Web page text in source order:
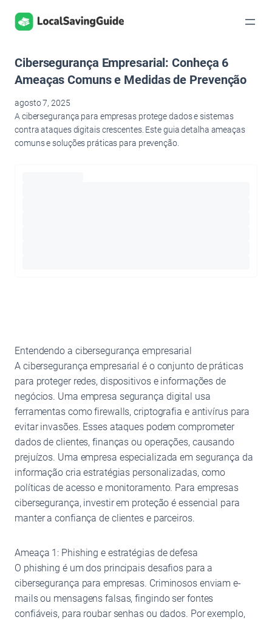
Pular
para
Cibersegurança Empresarial: Conheça 6
Ameaças Comuns e Medidas de Prevenção
agosto 7, 2025
A cibersegurança para empresas protege dados e sistemas
contra ataques digitais crescentes. Este guia detalha ameaças
comuns e soluções práticas para prevenção.
Entendendo a cibersegurança empresarial
A cibersegurança empresarial é o conjunto de práticas
para proteger redes, dispositivos e informações de
negócios. Uma empresa segurança digital usa
ferramentas como firewalls, criptografia e antivírus para
evitar invasões. Esses ataques podem comprometer
dados de clientes, finanças ou operações, causando
prejuízos. Uma empresa especializada em segurança da
informação cria estratégias personalizadas, como
políticas de acesso e monitoramento. Para empresas
cibersegurança, investir em proteção é essencial para
manter a confiança de clientes e parceiros.
Ameaça 1: Phishing e estratégias de defesa
O phishing é um dos principais desafios para a
cibersegurança para empresas. Criminosos enviam e-
mails ou mensagens falsas, fingindo ser fontes
confiáveis, para roubar senhas ou dados. Por exemplo,